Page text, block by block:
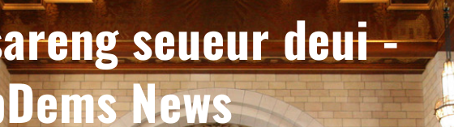
seueur deui -
News